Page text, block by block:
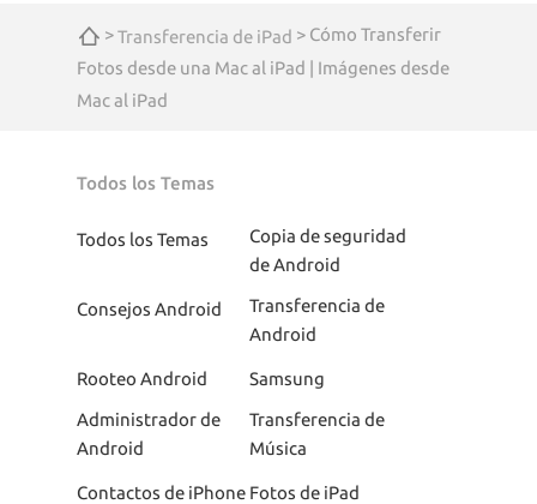
>Transferencia de iPad > Cómo Transferir
Fotos desde una Mac al iPad | Imágenes desde
Mac al iPad
Todos los Temas
Todos los Temas
Copia de seguridad
de Android
Consejos Android
Transferencia de
Android
Rooteo Android
Samsung
Administrador de
Android
Transferencia de
Música
Contactos de iPhone Fotos de iPad